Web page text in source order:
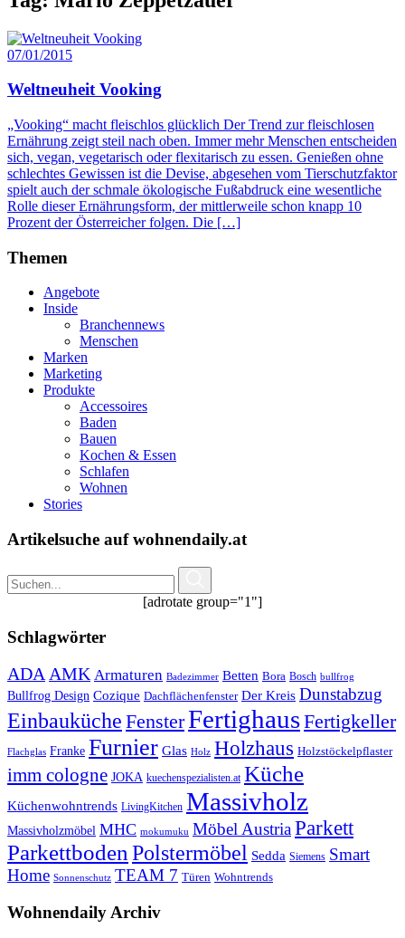
07/01/2015
Weltneuheit Vooking
„Vooking“ macht fleischlos glücklich Der Trend zur fleischlosen
Ernährung zeigt steil nach oben. Immer mehr Menschen entscheiden
sich, vegan, vegetarisch oder flexitarisch zu essen. Genießen ohne
schlechtes Gewissen ist die Devise, abgesehen vom Tierschutzfaktor
spielt auch der schmale ökologische Fußabdruck eine wesentliche
Rolle dieser Ernährungsform, der mittlerweile schon knapp 10
Prozent der Österreicher folgen. Die […]
Themen
Angebote
Inside
Branchennews
Menschen
Marken
Marketing
Produkte
Accessoires
Baden
Bauen
Kochen & Essen
Schlafen
Wohnen
Stories
Artikelsuche auf wohnendaily.at
[adrotate group="1"]
Schlagwörter
ADA AMK Armaturen Badezimmer Betten Bora Bosch bullfrog
Bullfrog Design Cozique Dachflächenfenster Der Kreis Dunstabzug
Einbauküche FensterFertighausFertigkeller
Flachglas Franke Furnier Glas Holz Holzhaus Holzstöckelpflaster
imm cologne JOKA kuechenspezialisten.at Küche
Küchenwohntrends LivingKitchen Massivholz
Massivholzmöbel MHC mokumuku Möbel AustriaParkett
Parkettboden Polstermöbel Sedda Siemens Smart
Home Sonnenschutz TEAM 7 Türen Wohntrends
Wohnendaily Archiv